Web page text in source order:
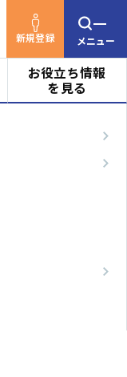
新規登録 メニュー
お役立ち情報
を見る
を守る管理職
い立場
付き合
理職の